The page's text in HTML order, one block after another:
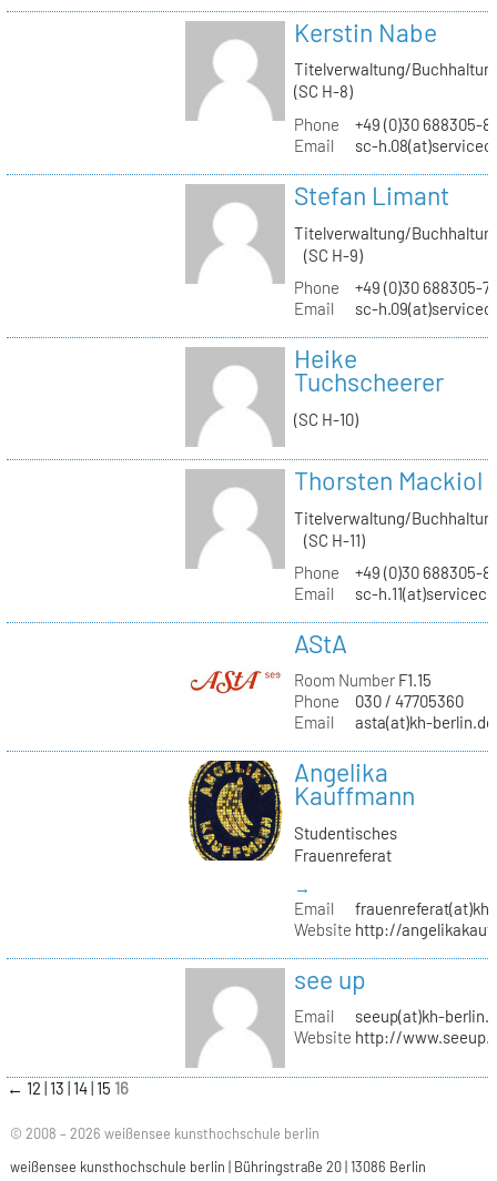
Kerstin Nabe
Titelverwaltung/
(SC H-8)
Phone
+49 (0)30 688305-
Email
sc-
Stefan Limant
Titelverwaltung/
(SC H-9)
Phone
+49 (0)30 688305-
Email
sc-
Heike
Tuchscheerer
(SC H-10)
Thorsten Mackiol
Titelverwaltung/
(SC H-11)
Phone
+49 (0)30 688305-
Email
sc-
AStA
Room NumberF1.15
Phone
030 / 47705360
Email
asta(at)kh-berlin.de
Angelika
Kauffmann
Studentisches
Frauenreferat
→
Email
Website http://
see up
Email
seeup(at)kh-
Website http://
← 12 13 14 15 16
© 2008 – 2026 weißensee kunsthochschule berlin
weißensee kunsthochschule berlin | Bühringstraße 20 | 13086 Berlin